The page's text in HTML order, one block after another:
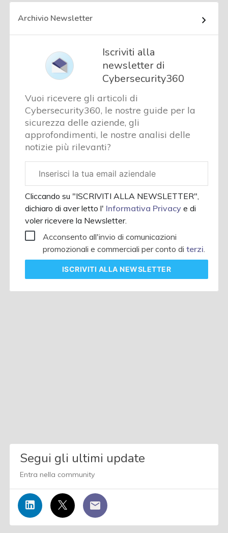
Archivio Newsletter
Iscriviti alla
newsletter di
Cybersecurity360
Vuoi ricevere gli articoli di
Cybersecurity360, le nostre guide per la
sicurezza delle aziende, gli
approfondimenti, le nostre analisi delle
notizie più rilevanti?
aziendale
Cliccando su "ISCRIVITI ALLA NEWSLETTER",
dichiaro di aver letto l' Informativa Privacye di
voler ricevere la Newsletter.
Acconsento all'invio di comunicazioni
promozionali e commerciali per conto diterzi.
ISCRIVITI ALLA NEWSLETTER
Segui gli ultimi update
Entra nella community